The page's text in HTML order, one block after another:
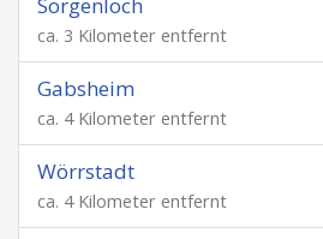
ca. 3 Kilometer entfernt
Gabsheim
ca. 4 Kilometer entfernt
Wörrstadt
ca. 4 Kilometer entfernt